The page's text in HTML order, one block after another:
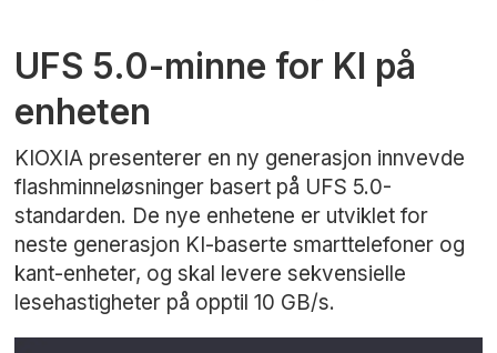
UFS 5.0-minne for KI på
enheten
KIOXIA presenterer en ny generasjon innvevde
flashminneløsninger basert på UFS 5.0-
standarden. De nye enhetene er utviklet for
neste generasjon KI-baserte smarttelefoner og
kant-enheter, og skal levere sekvensielle
lesehastigheter på opptil 10 GB/s.